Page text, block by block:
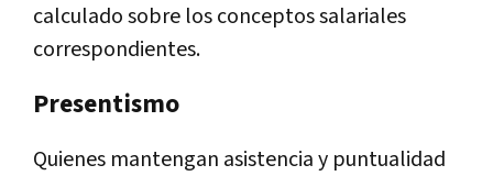
calculado sobre los conceptos salariales
correspondientes.
Presentismo
Quienes mantengan asistencia y puntualidad